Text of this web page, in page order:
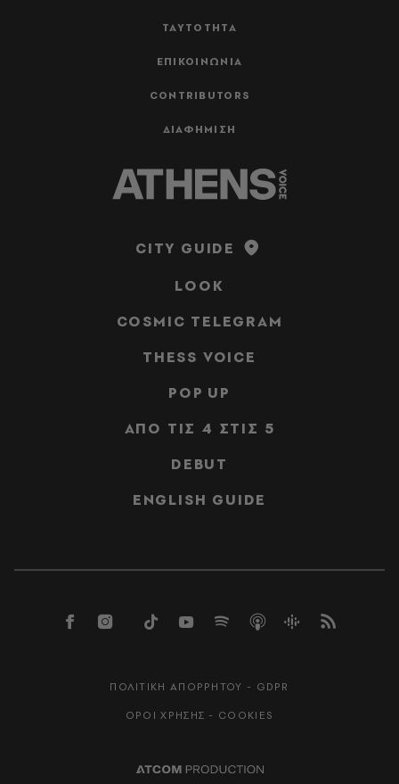
ΤΑΥΤΟΤΗΤΑ
ΕΠΙΚΟΙΝΩΝΙΑ
CONTRIBUTORS
ΔΙΑΦΗΜΙΣΗ
CITY GUIDE
LOOK
COSMIC TELEGRAM
THESS VOICE
POP UP
ΑΠΟ ΤΙΣ 4 ΣΤΙΣ 5
DEBUT
ENGLISH GUIDE
ΠΟΛΙΤΙΚΗ ΑΠΟΡΡΗΤΟΥ - GDPR
ΟΡΟΙ ΧΡΗΣΗΣ - COOKIES